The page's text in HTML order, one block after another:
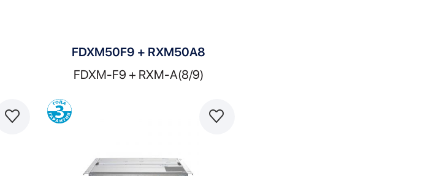
FDXM50F9 + RXM50A8
FDXM-F9 + RXM-A(8/9)